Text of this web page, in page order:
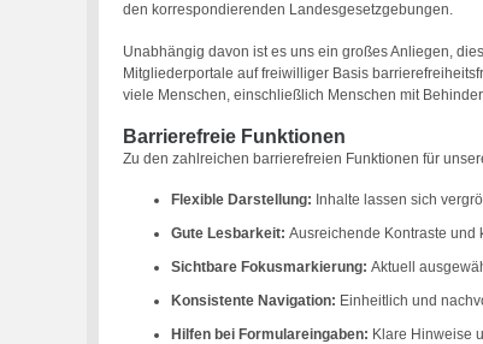
den korrespondierenden Landesgesetzgebungen.
Unabhängig davon ist es uns ein großes Anliegen,
Mitgliederportale auf freiwilliger Basis
viele Menschen, einschließlich Menschen mit
Barrierefreie Funktionen
Zu den zahlreichen barrierefreien Funktionen für
Flexible Darstellung: Inhalte lassen sich
Gute Lesbarkeit: Ausreichende Kontraste und
Sichtbare Fokusmarkierung: Aktuell
Konsistente Navigation: Einheitlich und
Hilfen bei Formulareingaben: Klare Hinweise